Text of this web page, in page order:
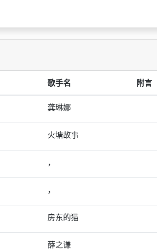
歌手名 附言
龚琳娜
火塘故事
，
，
房东的猫
薛之谦